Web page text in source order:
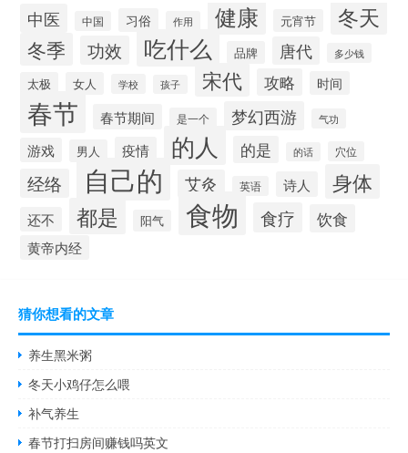
中医 中国 习俗 作用 健康 元宵节 冬天
冬季 功效 吃什么 品牌 唐代 多少钱
太极 女人 学校 孩子 宋代 攻略 时间
春节 春节期间 是一个 梦幻西游 气功
游戏 男人 疫情 的人 的是 的话 穴位
经络 自己的 艾灸 英语 诗人 身体
还不 都是 阳气 食物 食疗 饮食
黄帝内经
猜你想看的文章
养生黑米粥
冬天小鸡仔怎么喂
补气养生
春节打扫房间赚钱吗英文